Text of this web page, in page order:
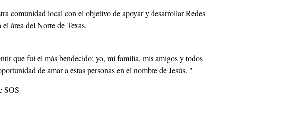
comunidad local con el objetivo de apoyar y desarrollar Redes
área del Norte de Texas.
que fui el más bendecido; yo, mi familia, mis amigos y todos
de amar a estas personas en el nombre de Jesús. "
SOS